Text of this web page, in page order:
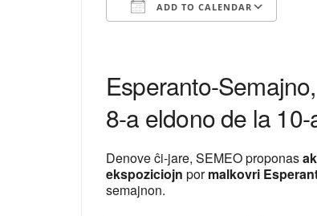
ADD TO CALENDAR
Esperanto-
8-a eldono de la
Denove ĉi-jare, SEMEO proponas
ekspoziciojn pormalkovri
semajnon.